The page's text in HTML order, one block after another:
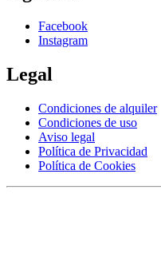
Facebook
Instagram
Legal
Condiciones de alquiler
Condiciones de uso
Aviso legal
Política de Privacidad
Política de Cookies